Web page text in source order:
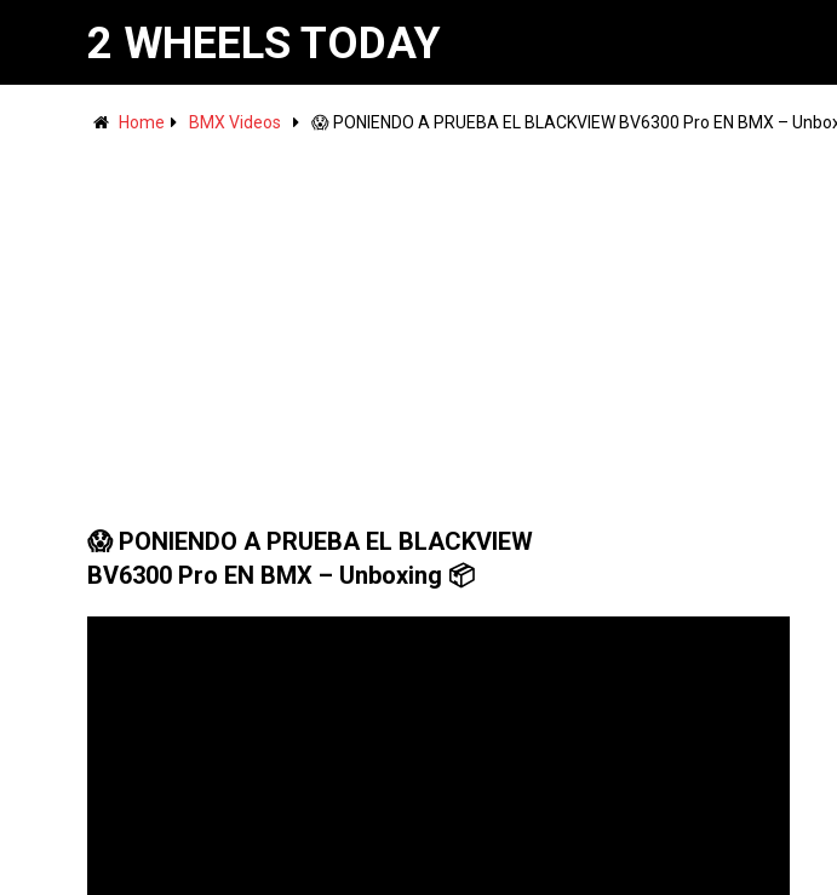
2 WHEELS TODAY
Home BMX Videos 😱 PONIENDO A PRUEBA EL BLACKVIEW BV6300 Pro EN BMX –
😱 PONIENDO A PRUEBA EL BLACKVIEW
BV6300 Pro EN BMX – Unboxing 📦